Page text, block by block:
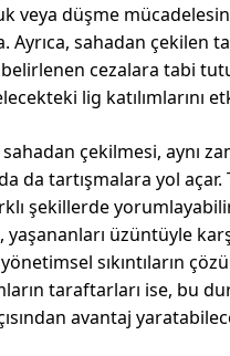
veya düşme
Ayrıca, sahadan çekilen
cezalara tabi
lig katılımlarını
sahadan çekilmesi, aynı
da tartışmalara yol açar.
şekillerde yorumlayabilir.
yaşananları üzüntüyle
yönetimsel sıkıntıların
taraftarları ise, bu
avantaj